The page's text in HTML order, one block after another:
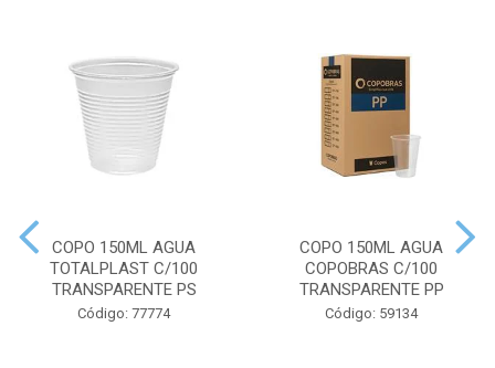
COPO 150ML AGUA
TOTALPLAST C/100
TRANSPARENTE PS
Código: 77774
COPO 150ML AGUA
COPOBRAS C/100
TRANSPARENTE PP
Código: 59134